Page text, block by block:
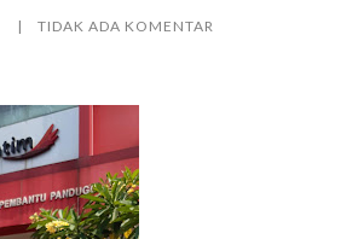
TIDAK ADA KOMENTAR